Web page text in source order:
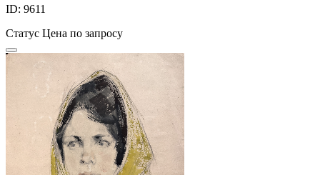
ID: 9611
Статус Цена по запросу